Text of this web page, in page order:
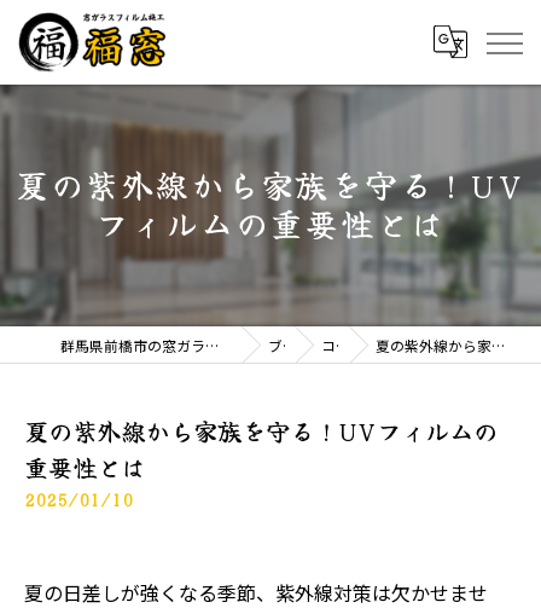
夏の紫外線から家族を守る！UV
フィルムの重要性とは
群馬県前橋市の窓ガラスフィルムなら窓ガラスフィルム施工 福窓 ブログ コラム 夏の紫外線から家族を守る！UVフィルムの重要性とは
夏の紫外線から家族を守る！UVフィルムの
重要性とは
2025/01/10
夏の日差しが強くなる季節、紫外線対策は欠かせませ